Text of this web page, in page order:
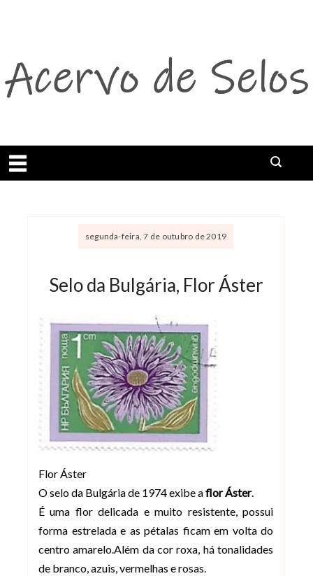
Abrir menu
segunda-feira, 7 de outubro de 2019
Selo da Bulgária, Flor Áster
Flor Áster
O selo da Bulgária de 1974 exibe aflor Áster.
É uma flor delicada e muito resistente, possui
forma estrelada e as pétalas ficam em volta do
centro amarelo.Além da cor roxa, há tonalidades
de branco, azuis, vermelhas e rosas.